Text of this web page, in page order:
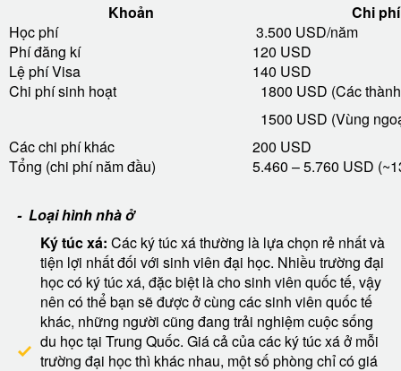
Khoản
Chi phí
Học phí
3.500 USD/năm
Phí đăng kí
120 USD
Lệ phí Visa
140 USD
Chi phí sinh hoạt
1800 USD (Các
1500 USD (Vùng
Các chi phí khác
200 USD
Tổng (chi phí năm đầu)
5.460 – 5.760 USD
- Loại hình nhà ở
Ký túc xá: Các ký túc xá thường là lựa chọn rẻ nhất và
tiện lợi nhất đối với sinh viên đại học. Nhiều trường đại
học có ký túc xá, đặc biệt là cho sinh viên quốc tế, vậy
nên có thể bạn sẽ được ở cùng các sinh viên quốc tế
khác, những người cũng đang trải nghiệm cuộc sống
du học tại Trung Quốc. Giá cả của các ký túc xá ở mỗi
trường đại học thì khác nhau, một số phòng chỉ có giá